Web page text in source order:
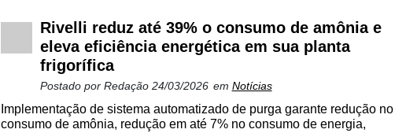
Rivelli reduz até 39% o consumo de amônia e
eleva eficiência energética em sua planta
frigorífica
Postado por Redação 24/03/2026 em Notícias
Implementação de sistema automatizado de purga garante redução no
consumo de amônia, redução em até 7% no consumo de energia,